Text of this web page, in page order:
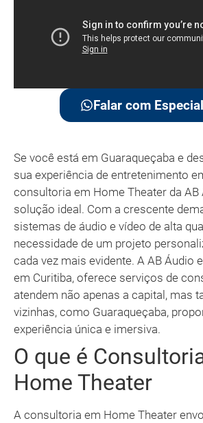
Falar com
Se você está em Guaraqueçaba e
sua experiência de entretenimento
consultoria em Home Theater da AB
solução ideal. Com a crescente
sistemas de áudio e vídeo de alta
necessidade de um projeto
cada vez mais evidente. A AB Áudio
em Curitiba, oferece serviços de
atendem não apenas a capital, mas
vizinhas, como Guaraqueçaba,
experiência única e imersiva.
O que é
Home Theater
A consultoria em Home Theater